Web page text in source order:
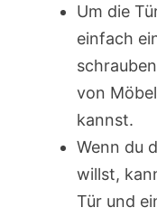
Um die
einfach
von
kannst.
Wenn du
willst,
Tür und